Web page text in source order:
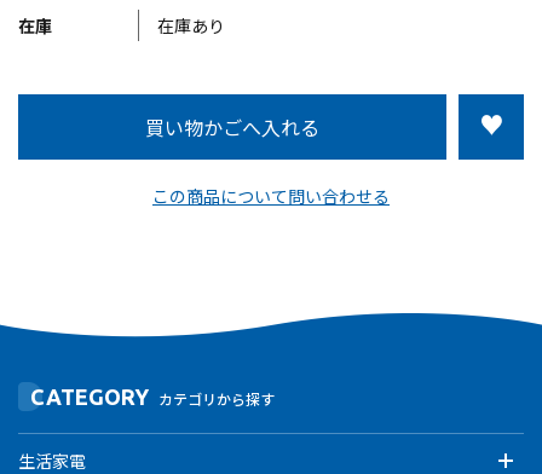
在庫 在庫あり
この商品について問い合わせる
CATEGORY カテゴリから探す
生活家電